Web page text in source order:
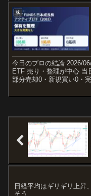
株
今日のプロの結論 2026/
ETF 売り・整理が中心 当
部分売却0・新規買い0・
日経平均はギリギリ上昇
そう